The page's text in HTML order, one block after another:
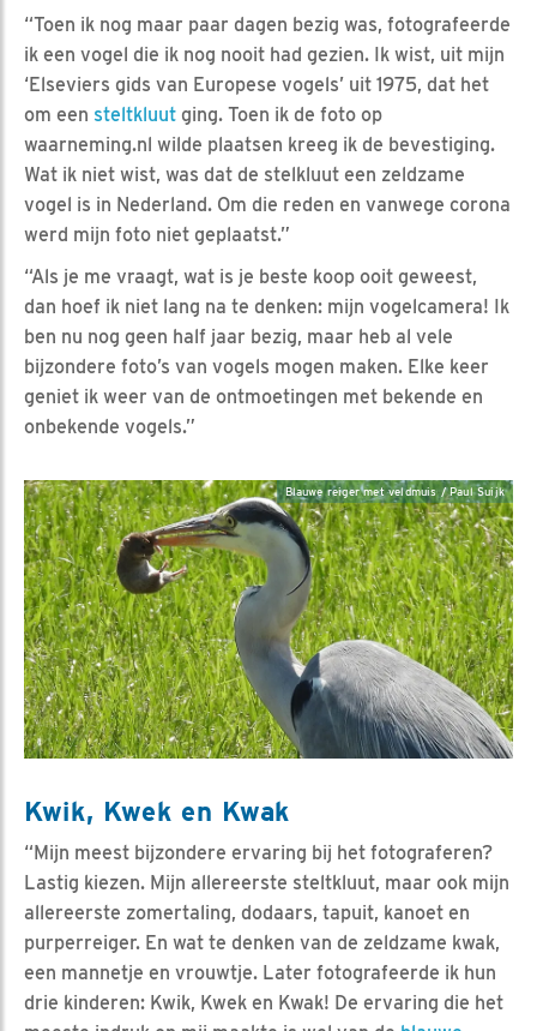
“Toen ik nog maar paar dagen bezig was, fotografeerde
ik een vogel die ik nog nooit had gezien. Ik wist, uit mijn
‘Elseviers gids van Europese vogels’ uit 1975, dat het
om een steltkluut ging. Toen ik de foto op
waarneming.nl wilde plaatsen kreeg ik de bevestiging.
Wat ik niet wist, was dat de stelkluut een zeldzame
vogel is in Nederland. Om die reden en vanwege corona
werd mijn foto niet geplaatst.”
“Als je me vraagt, wat is je beste koop ooit geweest,
dan hoef ik niet lang na te denken: mijn vogelcamera! Ik
ben nu nog geen half jaar bezig, maar heb al vele
bijzondere foto’s van vogels mogen maken. Elke keer
geniet ik weer van de ontmoetingen met bekende en
onbekende vogels.”
Blauwe reiger met veldmuis / Paul Suijk
Kwik, Kwek en Kwak
“Mijn meest bijzondere ervaring bij het fotograferen?
Lastig kiezen. Mijn allereerste steltkluut, maar ook mijn
allereerste zomertaling, dodaars, tapuit, kanoet en
purperreiger. En wat te denken van de zeldzame kwak,
een mannetje en vrouwtje. Later fotografeerde ik hun
drie kinderen: Kwik, Kwek en Kwak! De ervaring die het